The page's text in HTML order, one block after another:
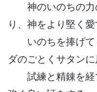
神のいのちの
り、神をより堅く愛
いのちを捧げ
ダのごとくサタン
試練と精錬を